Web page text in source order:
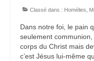
Classé dans : Homélies
Dans notre foi, le pain
seulement
corps du Christ mais
c’est Jésus lui-même